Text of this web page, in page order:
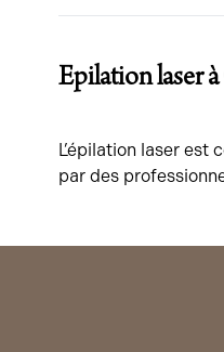
Epilation laser
L’épilation laser est
par des